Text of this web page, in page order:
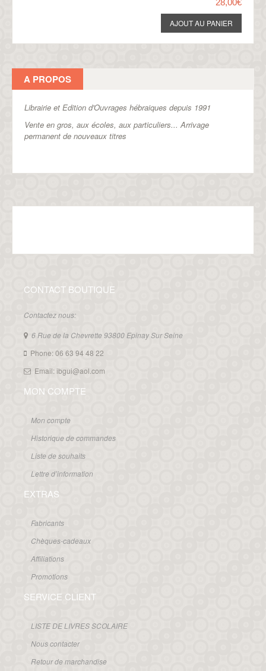
28,00€
A PROPOS
Librairie et Edition d'Ouvrages hébraiques depuis 1991
Vente en gros, aux écoles, aux particuliers...Arrivage
permanent de nouveaux titres
CONTACT BOUTIQUE
Contactez nous:
6 Rue de la Chevrette 93800 Epinay Sur Seine
Phone: 06 63 94 48 22
Email: ibgui@aol.com
MON COMPTE
Mon compte
Historique de commandes
Liste de souhaits
Lettre d’information
EXTRAS
Fabricants
Chèques-cadeaux
Affiliations
Promotions
SERVICE CLIENT
LISTE DE LIVRES SCOLAIRE
Nous contacter
Retour de marchandise